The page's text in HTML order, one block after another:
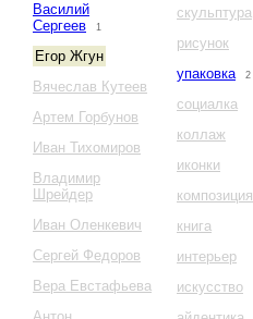
Василий
Сергеев
1
Егор Жгун
Вячеслав Кутеев
Артем Горбунов
Иван Тихомиров
Владимир
Шрейдер
Иван Оленкевич
Сергей Федоров
Вера Евстафьева
скульптура
рисунок
упаковка
2
социалка
коллаж
иконки
композиция
книга
интерьер
искусство